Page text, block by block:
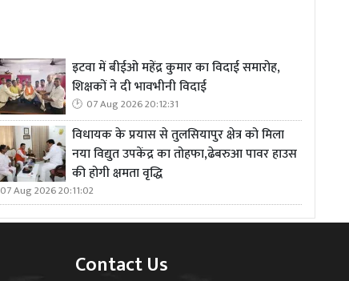
इटवा में बीईओ महेंद्र कुमार का विदाई समारोह,
शिक्षकों ने दी भावभीनी विदाई
07 Aug 2026 20:12:31
विधायक के प्रयास से तुलसियापुर क्षेत्र को मिला
नया विद्युत उपकेंद्र का तोहफा,ढेबरुआ पावर हाउस
की होगी क्षमता वृद्धि
07 Aug 2026 20:11:02
Contact Us